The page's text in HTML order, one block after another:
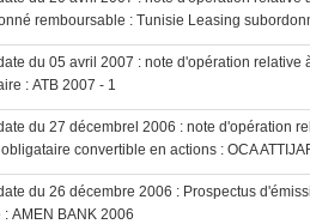
remboursable : Tunisie Leasing
du 05 avril 2007 : note d'opération
: ATB 2007 - 1
du 27 décembrel 2006 : note d'opération
convertible en actions : OCA
du 26 décembre 2006 : Prospectus
AMEN BANK 2006